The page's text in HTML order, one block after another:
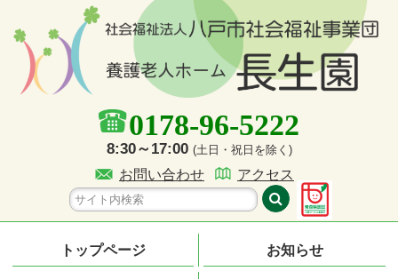
0178-96-5222
8:30～17:00 (土日・祝日を除く)
お問い合わせ アクセス
トップページ お知らせ